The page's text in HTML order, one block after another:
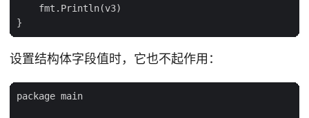
    fmt.Println(v3)
设置结构体字段值时，它也不起作用：
package main